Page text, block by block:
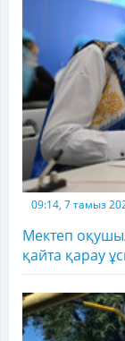
09:14, 7 тамыз
Мектеп
қайта қарау